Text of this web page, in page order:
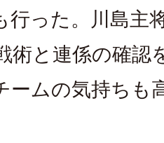
行った。川島主
術と連係の確認
ームの気持ちも